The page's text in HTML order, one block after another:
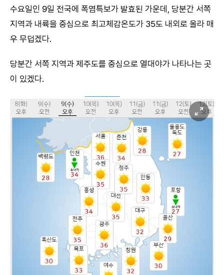
수요일인 9일 전국에 폭염특보가 발효된 가운데, 당분간 서쪽
지역과 내륙을 중심으로 최고체감온도가 35도 내외로 올라 매
우 무덥겠다.
당분간 서쪽 지역과 제주도를 중심으로 열대야가 나타나는 곳
이 있겠다.